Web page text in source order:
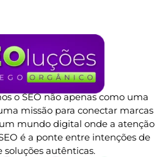
o SEO não apenas como uma
missão para conectar marcas
mundo digital onde a atenção
é a ponte entre intenções de
soluções autênticas.